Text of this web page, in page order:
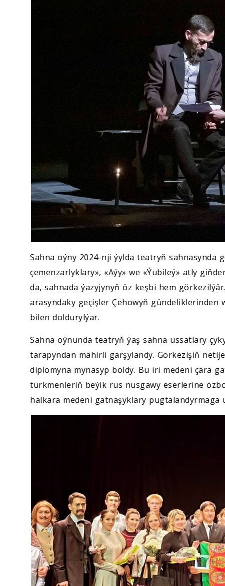
Sahna oýny 2024-nji ýylda teatryň sahnasynda
çemenzarlyklary», «Aýy» we «Ýubileý» atly
da, sahnada ýazyjynyň öz keşbi hem
arasyndaky geçişler Çehowyň
bilen doldurylýar.
Sahna oýnunda teatryň ýaş sahna ussatlary
tarapyndan mähirli garşylandy. Görkezişiň
diplomyna mynasyp boldy. Bu iri medeni çärä
türkmenleriň beýik rus nusgawy eserlerine
halkara medeni gatnaşyklary pugtalandyrmaga